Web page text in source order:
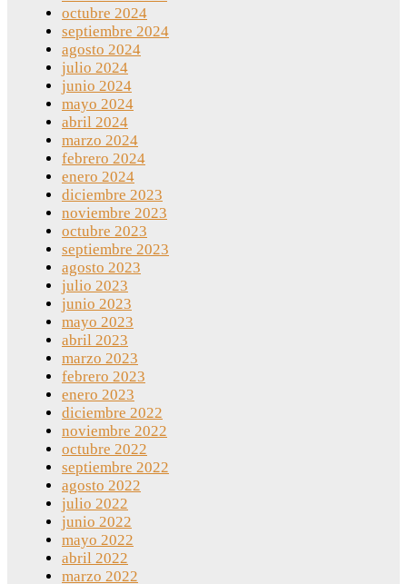
octubre 2024
septiembre 2024
agosto 2024
julio 2024
junio 2024
mayo 2024
abril 2024
marzo 2024
febrero 2024
enero 2024
diciembre 2023
noviembre 2023
octubre 2023
septiembre 2023
agosto 2023
julio 2023
junio 2023
mayo 2023
abril 2023
marzo 2023
febrero 2023
enero 2023
diciembre 2022
noviembre 2022
octubre 2022
septiembre 2022
agosto 2022
julio 2022
junio 2022
mayo 2022
abril 2022
marzo 2022